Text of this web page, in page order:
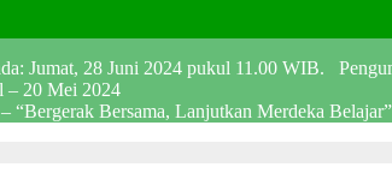
Jumat, 28 Juni 2024 pukul 11.00 WIB.
– 20 Mei 2024
“Bergerak Bersama, Lanjutkan Merdeka Belajar”